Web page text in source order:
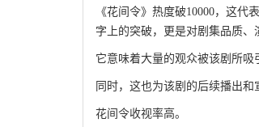
《花间令》热度破10000，这
字上的突破，更是对剧集品质、
它意味着大量的观众被该剧所吸
同时，这也为该剧的后续播出
花间令收视率高。